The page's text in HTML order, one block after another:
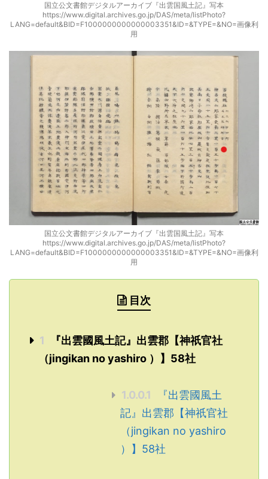
国立公文書館デジタルアーカイブ『出雲国風土記』写本
https://www.digital.archives.go.jp/DAS/meta/listPhoto?
LANG=default&BID=F1000000000000003351&ID=&TYPE=&NO=画像利
用
国立公文書館デジタルアーカイブ『出雲国風土記』写本
https://www.digital.archives.go.jp/DAS/meta/listPhoto?
LANG=default&BID=F1000000000000003351&ID=&TYPE=&NO=画像利
用
目次
1
『出雲國風土記』出雲郡【神祇官社
（jingikan no yashiro ）】58社
1.0.0.1
『出雲國風土
記』出雲郡【神祇官社
（jingikan no yashiro
）】58社